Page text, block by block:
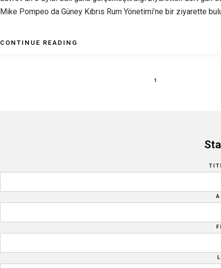
Mike Pompeo da Güney Kıbrıs Rum Yönetimi’ne bir ziyarette
CONTINUE READING
1